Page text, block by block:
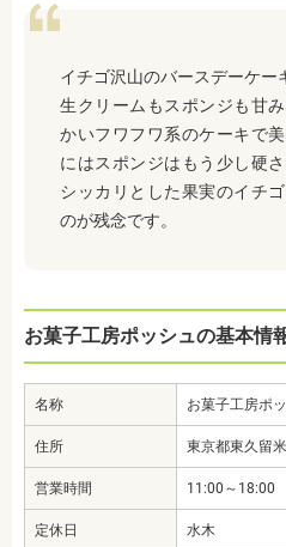
イチゴ沢山のバースデーケー
生クリームもスポンジも甘
かいフワフワ系のケーキで
にはスポンジはもう少し硬
シッカリとした果実のイチ
のが残念です。
お菓子工房ポッシュの基本情
名称 お菓子工房ポ
住所 東京都東久留
営業時間 11:00～18:00
定休日 水木